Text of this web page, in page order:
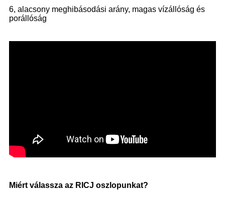
6, alacsony meghibásodási arány, magas vízállóság és
porállóság
Miért válassza az RICJ oszlopunkat?